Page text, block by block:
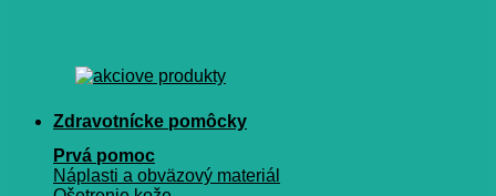
Zdravotnícke pomôcky
Prvá pomoc
Náplasti a obväzový materiál